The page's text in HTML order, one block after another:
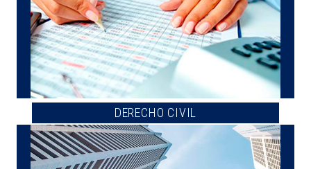
DERECHO CIVIL